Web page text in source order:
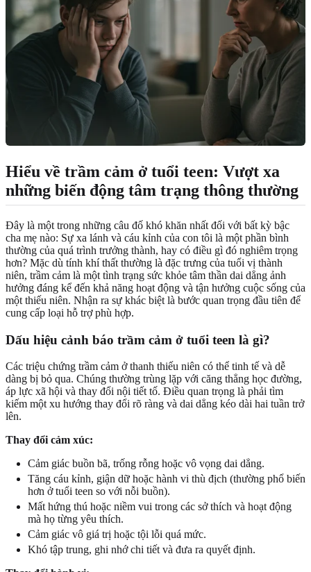
Hiểu về trầm cảm ở tuổi teen: Vượt xa
những biến động tâm trạng thông thường
Đây là một trong những câu đố khó khăn nhất đối với bất kỳ bậc
cha mẹ nào: Sự xa lánh và cáu kỉnh của con tôi là một phần bình
thường của quá trình trưởng thành, hay có điều gì đó nghiêm trọng
hơn? Mặc dù tính khí thất thường là đặc trưng của tuổi vị thành
niên, trầm cảm là một tình trạng sức khỏe tâm thần dai dẳng ảnh
hưởng đáng kể đến khả năng hoạt động và tận hưởng cuộc sống của
một thiếu niên. Nhận ra sự khác biệt là bước quan trọng đầu tiên để
cung cấp loại hỗ trợ phù hợp.
Dấu hiệu cảnh báo trầm cảm ở tuổi teen là gì?
Các triệu chứng trầm cảm ở thanh thiếu niên có thể tinh tế và dễ
dàng bị bỏ qua. Chúng thường trùng lặp với căng thẳng học đường,
áp lực xã hội và thay đổi nội tiết tố. Điều quan trọng là phải tìm
kiếm một xu hướng thay đổi rõ ràng và dai dẳng kéo dài hai tuần trở
lên.
Thay đổi cảm xúc:
Cảm giác buồn bã, trống rỗng hoặc vô vọng dai dẳng.
Tăng cáu kỉnh, giận dữ hoặc hành vi thù địch (thường phổ biến
hơn ở tuổi teen so với nỗi buồn).
Mất hứng thú hoặc niềm vui trong các sở thích và hoạt động
mà họ từng yêu thích.
Cảm giác vô giá trị hoặc tội lỗi quá mức.
Khó tập trung, ghi nhớ chi tiết và đưa ra quyết định.